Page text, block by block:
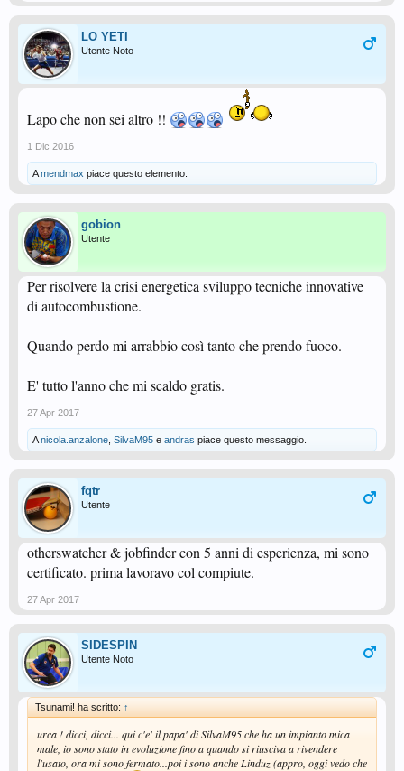
LO YETI
Utente Noto
Lapo che non sei altro !!
1 Dic 2016
Amendmax piace questo elemento.
gobion
Utente
Per risolvere la crisi energetica sviluppo tecniche innovative
di autocombustione.
Quando perdo mi arrabbio così tanto che prendo fuoco.
E' tutto l'anno che mi scaldo gratis.
27 Apr 2017
Anicola.anzalone SilvaM95 e andras piace questo messaggio.
fqtr
Utente
otherswatcher & jobfinder con 5 anni di esperienza, mi sono
certificato. prima lavoravo col compiute.
27 Apr 2017
SIDESPIN
Utente Noto
Tsunami! ha scritto: ↑
urca ! dicci, dicci... qui c'e' il papa' di SilvaM95 che ha un impianto mica
male, io sono stato in evoluzione fino a quando si riusciva a rivendere
l'usato, ora mi sono fermato...poi i sono anche Linduz (appro, oggi vedo che